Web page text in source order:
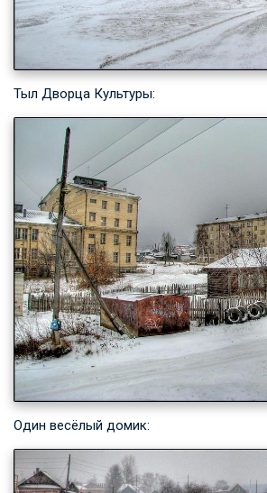
Тыл Дворца Культуры:
Один весёлый домик: